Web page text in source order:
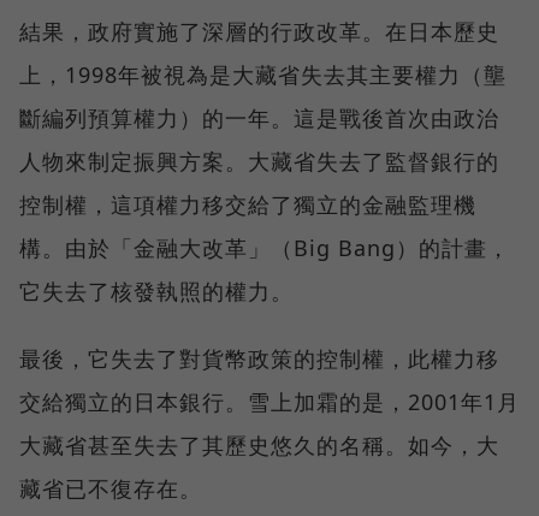
結果，政府實施了深層的行政改革。在日本歷史
上，1998年被視為是大藏省失去其主要權力（壟
斷編列預算權力）的一年。這是戰後首次由政治
人物來制定振興方案。大藏省失去了監督銀行的
控制權，這項權力移交給了獨立的金融監理機
構。由於「金融大改革」（Big Bang）的計畫，
它失去了核發執照的權力。
最後，它失去了對貨幣政策的控制權，此權力移
交給獨立的日本銀行。雪上加霜的是，2001年1月
大藏省甚至失去了其歷史悠久的名稱。如今，大
藏省已不復存在。